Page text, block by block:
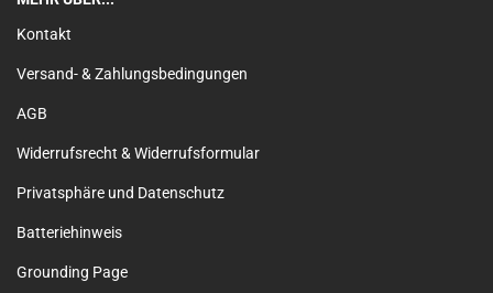
Kontakt
Versand- & Zahlungsbedingungen
AGB
Widerrufsrecht & Widerrufsformular
Privatsphäre und Datenschutz
Batteriehinweis
Grounding Page